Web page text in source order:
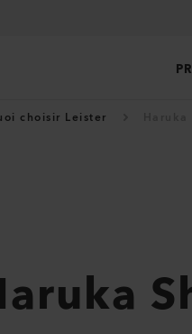
choisir Leister